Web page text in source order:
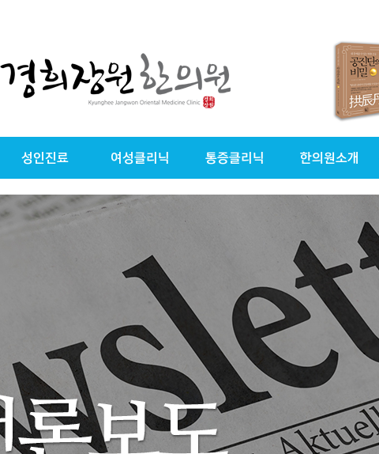
성인진료 여성클리닉 통증클리닉 한의원소개